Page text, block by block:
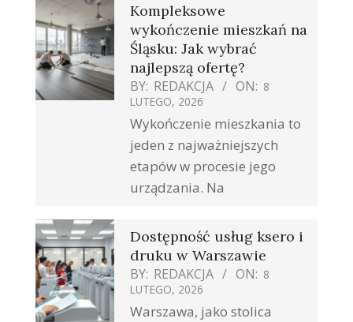
Kompleksowe
wykończenie mieszkań na
Śląsku: Jak wybrać
najlepszą ofertę?
BY: REDAKCJA ON: 8
LUTEGO, 2026
Wykończenie mieszkania to
jeden z najważniejszych
etapów w procesie jego
urządzania. Na
Dostępność usług ksero i
druku w Warszawie
BY: REDAKCJA ON: 8
LUTEGO, 2026
Warszawa, jako stolica